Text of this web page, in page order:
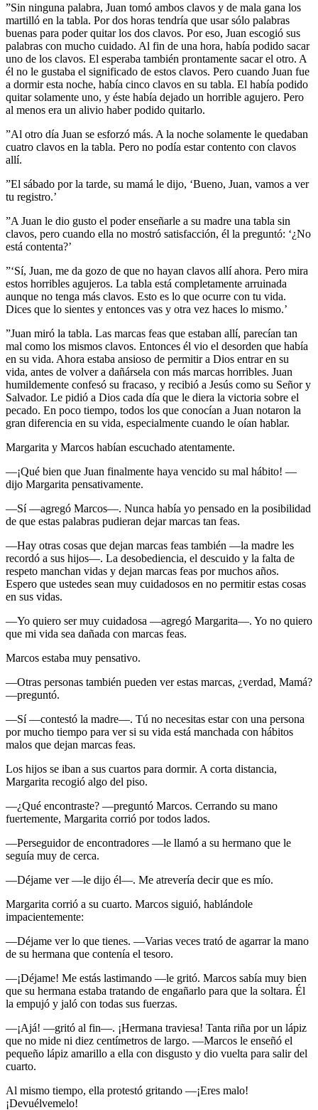
”Sin ninguna palabra, Juan tomó ambos clavos y de mala gana los
martilló en la tabla. Por dos horas tendría que usar sólo palabras
buenas para poder quitar los dos clavos. Por eso, Juan escogió sus
palabras con mucho cuidado. Al fin de una hora, había podido sacar
uno de los clavos. El esperaba también prontamente sacar el otro. A
él no le gustaba el significado de estos clavos. Pero cuando Juan fue
a dormir esta noche, había cinco clavos en su tabla. El había podido
quitar solamente uno, y éste había dejado un horrible agujero. Pero
al menos era un alivio haber podido quitarlo.
”Al otro día Juan se esforzó más. A la noche solamente le quedaban
cuatro clavos en la tabla. Pero no podía estar contento con clavos
allí.
”El sábado por la tarde, su mamá le dijo, ‘Bueno, Juan, vamos a ver
tu registro.’
”A Juan le dio gusto el poder enseñarle a su madre una tabla sin
clavos, pero cuando ella no mostró satisfacción, él la preguntó: ‘¿No
está contenta?’
”‘Sí, Juan, me da gozo de que no hayan clavos allí ahora. Pero mira
estos horribles agujeros. La tabla está completamente arruinada
aunque no tenga más clavos. Esto es lo que ocurre con tu vida.
Dices que lo sientes y entonces vas y otra vez haces lo mismo.’
”Juan miró la tabla. Las marcas feas que estaban allí, parecían tan
mal como los mismos clavos. Entonces él vio el desorden que había
en su vida. Ahora estaba ansioso de permitir a Dios entrar en su
vida, antes de volver a dañársela con más marcas horribles. Juan
humildemente confesó su fracaso, y recibió a Jesús como su Señor y
Salvador. Le pidió a Dios cada día que le diera la victoria sobre el
pecado. En poco tiempo, todos los que conocían a Juan notaron la
gran diferencia en su vida, especialmente cuando le oían hablar.
Margarita y Marcos habían escuchado atentamente.
—¡Qué bien que Juan finalmente haya vencido su mal hábito! —
dijo Margarita pensativamente.
—Sí —agregó Marcos—. Nunca había yo pensado en la posibilidad
de que estas palabras pudieran dejar marcas tan feas.
—Hay otras cosas que dejan marcas feas también —la madre les
recordó a sus hijos—. La desobediencia, el descuido y la falta de
respeto manchan vidas y dejan marcas feas por muchos años.
Espero que ustedes sean muy cuidadosos en no permitir estas cosas
en sus vidas.
—Yo quiero ser muy cuidadosa —agregó Margarita—. Yo no quiero
que mi vida sea dañada con marcas feas.
Marcos estaba muy pensativo.
—Otras personas también pueden ver estas marcas, ¿verdad, Mamá?
—preguntó.
—Sí —contestó la madre—. Tú no necesitas estar con una persona
por mucho tiempo para ver si su vida está manchada con hábitos
malos que dejan marcas feas.
Los hijos se iban a sus cuartos para dormir. A corta distancia,
Margarita recogió algo del piso.
—¿Qué encontraste? —preguntó Marcos. Cerrando su mano
fuertemente, Margarita corrió por todos lados.
—Perseguidor de encontradores —le llamó a su hermano que le
seguía muy de cerca.
—Déjame ver —le dijo él—. Me atrevería decir que es mío.
Margarita corrió a su cuarto. Marcos siguió, hablándole
impacientemente:
—Déjame ver lo que tienes. —Varias veces trató de agarrar la mano
de su hermana que contenía el tesoro.
—¡Déjame! Me estás lastimando —le gritó. Marcos sabía muy bien
que su hermana estaba tratando de engañarlo para que la soltara. Él
la empujó y jaló con todas sus fuerzas.
—¡Ajá! —gritó al fin—. ¡Hermana traviesa! Tanta riña por un lápiz
que no mide ni diez centímetros de largo. —Marcos le enseñó el
pequeño lápiz amarillo a ella con disgusto y dio vuelta para salir del
cuarto.
Al mismo tiempo, ella protestó gritando —¡Eres malo!
¡Devuélvemelo!